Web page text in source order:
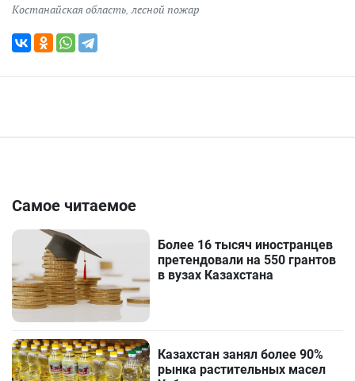
Костанайская область,лесной пожар
Самое читаемое
Более 16 тысяч иностранцев
претендовали на 550 грантов
в вузах Казахстана
Казахстан занял более 90%
рынка растительных масел